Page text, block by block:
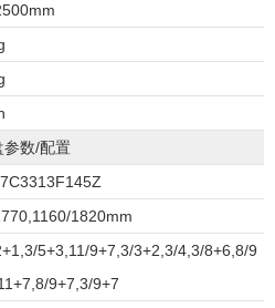
参数/配置
1820mm
5+3,11/9+7,3/3+2,3/4,3/8+6,8/9
9+7,3/9+7